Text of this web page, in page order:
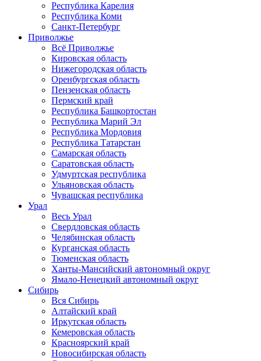
Республика Карелия
Республика Коми
Санкт-Петербург
Приволжье
Всё Приволжье
Кировская область
Нижегородская область
Оренбургская область
Пензенская область
Пермский край
Республика Башкортостан
Республика Марий Эл
Республика Мордовия
Республика Татарстан
Самарская область
Саратовская область
Удмуртская республика
Ульяновская область
Чувашская республика
Урал
Весь Урал
Свердловская область
Челябинская область
Курганская область
Тюменская область
Ханты-Мансийский автономный округ
Ямало-Ненецкий автономный округ
Сибирь
Вся Сибирь
Алтайский край
Иркутская область
Кемеровская область
Красноярский край
Новосибирская область